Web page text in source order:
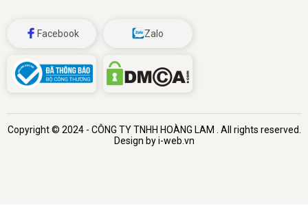
Facebook Zalo
Copyright © 2024 - CÔNG TY TNHH HOÀNG LAM . All rights reserved.
Design by i-web.vn